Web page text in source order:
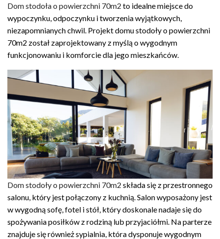
Dom stodoła o powierzchni 70m2 to idealne miejsce do
wypoczynku, odpoczynku i tworzenia wyjątkowych,
niezapomnianych chwil. Projekt domu stodoły o powierzchni
70m2 został zaprojektowany z myślą o wygodnym
funkcjonowaniu i komforcie dla jego mieszkańców.
Dom stodoły o powierzchni 70m2 składa się z przestronnego
salonu, który jest połączony z kuchnią. Salon wyposażony jest
w wygodną sofę, fotel i stół, który doskonale nadaje się do
spożywania posiłków z rodziną lub przyjaciółmi. Na parterze
znajduje się również sypialnia, która dysponuje wygodnym